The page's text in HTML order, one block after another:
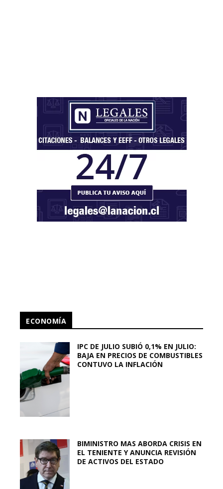
ECONOMÍA
IPC DE JULIO SUBIÓ 0,1% EN JULIO:
BAJA EN PRECIOS DE COMBUSTIBLES
CONTUVO LA INFLACIÓN
BIMINISTRO MAS ABORDA CRISIS EN
EL TENIENTE Y ANUNCIA REVISIÓN
DE ACTIVOS DEL ESTADO